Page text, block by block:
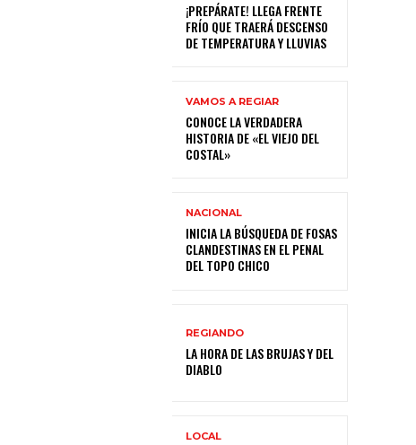
¡PREPÁRATE! LLEGA FRENTE
FRÍO QUE TRAERÁ DESCENSO
DE TEMPERATURA Y LLUVIAS
VAMOS A REGIAR
CONOCE LA VERDADERA
HISTORIA DE «EL VIEJO DEL
COSTAL»
NACIONAL
INICIA LA BÚSQUEDA DE FOSAS
CLANDESTINAS EN EL PENAL
DEL TOPO CHICO
REGIANDO
LA HORA DE LAS BRUJAS Y DEL
DIABLO
LOCAL